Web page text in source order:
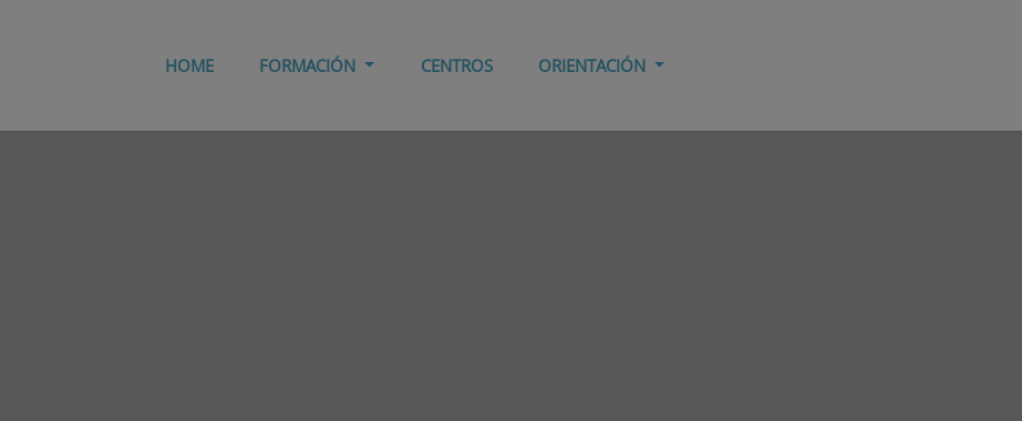
HOME FORMACIÓN CENTROS ORIENTACIÓN